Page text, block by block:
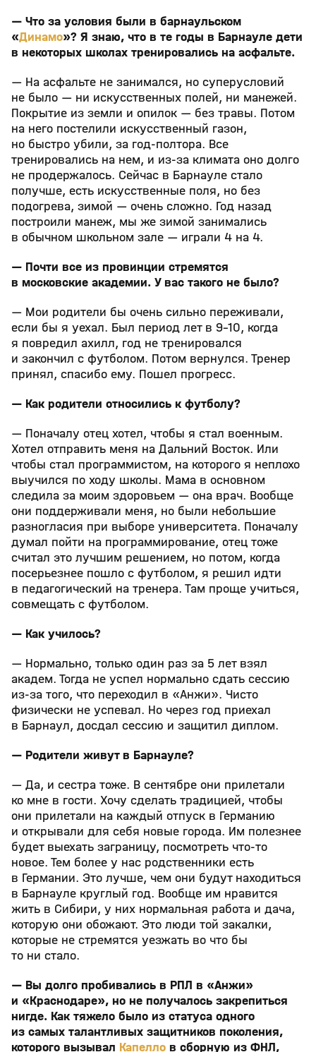
— Что за условия были в барнаульском
«Динамо»? Я знаю, что в те годы в Барнауле дети
в некоторых школах тренировались на асфальте.
— На асфальте не занимался, но суперусловий
не было — ни искусственных полей, ни манежей.
Покрытие из земли и опилок — без травы. Потом
на него постелили искусственный газон,
но быстро убили, за год-полтора. Все
тренировались на нем, и из-за климата оно долго
не продержалось. Сейчас в Барнауле стало
получше, есть искусственные поля, но без
подогрева, зимой — очень сложно. Год назад
построили манеж, мы же зимой занимались
в обычном школьном зале — играли 4 на 4.
— Почти все из провинции стремятся
в московские академии. У вас такого не было?
— Мои родители бы очень сильно переживали,
если бы я уехал. Был период лет в 9-10, когда
я повредил ахилл, год не тренировался
и закончил с футболом. Потом вернулся. Тренер
принял, спасибо ему. Пошел прогресс.
— Как родители относились к футболу?
— Поначалу отец хотел, чтобы я стал военным.
Хотел отправить меня на Дальний Восток. Или
чтобы стал программистом, на которого я неплохо
выучился по ходу школы. Мама в основном
следила за моим здоровьем — она врач. Вообще
они поддерживали меня, но были небольшие
разногласия при выборе университета. Поначалу
думал пойти на программирование, отец тоже
считал это лучшим решением, но потом, когда
посерьезнее пошло с футболом, я решил идти
в педагогический на тренера. Там проще учиться,
совмещать с футболом.
— Как училось?
— Нормально, только один раз за 5 лет взял
академ. Тогда не успел нормально сдать сессию
из-за того, что переходил в «Анжи». Чисто
физически не успевал. Но через год приехал
в Барнаул, досдал сессию и защитил диплом.
— Родители живут в Барнауле?
— Да, и сестра тоже. В сентябре они прилетали
ко мне в гости. Хочу сделать традицией, чтобы
они прилетали на каждый отпуск в Германию
и открывали для себя новые города. Им полезнее
будет выехать заграницу, посмотреть что-то
новое. Тем более у нас родственники есть
в Германии. Это лучше, чем они будут находиться
в Барнауле круглый год. Вообще им нравится
жить в Сибири, у них нормальная работа и дача,
которую они обожают. Это люди той закалки,
которые не стремятся уезжать во что бы
то ни стало.
— Вы долго пробивались в РПЛ в «Анжи»
и «Краснодаре», но не получалось закрепиться
нигде. Как тяжело было из статуса одного
из самых талантливых защитников поколения,
которого вызывал Капелло в сборную из ФНЛ,